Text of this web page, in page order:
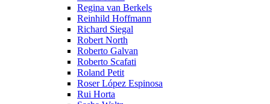
Regina van Berkels
Reinhild Hoffmann
Richard Siegal
Robert North
Roberto Galvan
Roberto Scafati
Roland Petit
Roser López Espinosa
Rui Horta